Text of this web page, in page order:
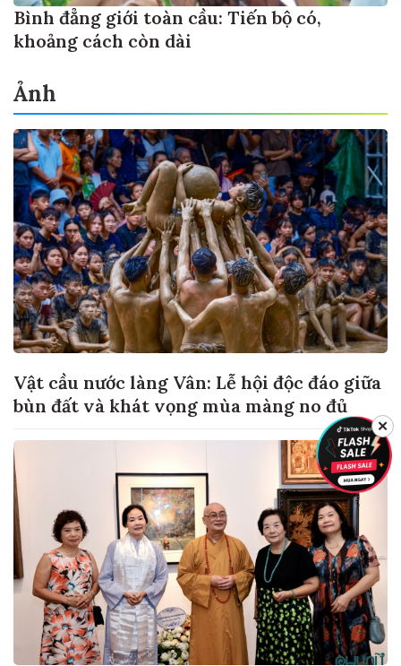
Bình đẳng giới toàn cầu: Tiến bộ có,
khoảng cách còn dài
Ảnh
Vật cầu nước làng Vân: Lễ hội độc đáo giữa
bùn đất và khát vọng mùa màng no đủ
✕